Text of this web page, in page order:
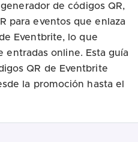
de códigos QR,
para eventos que enlaza
Eventbrite, lo que
entradas online. Esta guía
QR de Eventbrite
la promoción hasta el